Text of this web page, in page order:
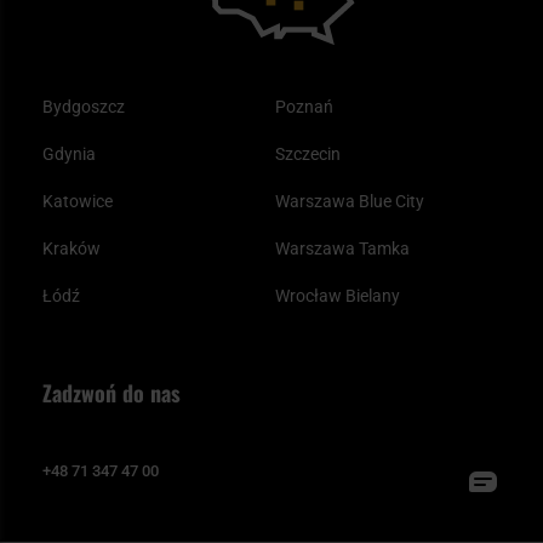
Bydgoszcz
Gdynia
Katowice
Kraków
Łódź
Poznań
Szczecin
Warszawa Blue City
Warszawa Tamka
Wrocław Bielany
Zadzwoń do nas
+48 71 347 47 00